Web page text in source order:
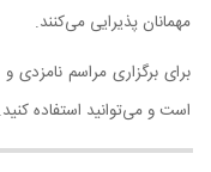
مهمانان پذیرایی می‌کنند.
برای برگزاری مراسم
است و می‌توانید استفاده کنید.